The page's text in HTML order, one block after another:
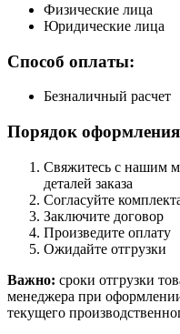
Физические лица
Юридические лица
Способ оплаты:
Безналичный расчет
Порядок
Свяжитесь с нашим
деталей заказа
Согласуйте
Заключите договор
Произведите оплату
Ожидайте отгрузки
Важно: сроки отгрузки
менеджера при оформлении
текущего